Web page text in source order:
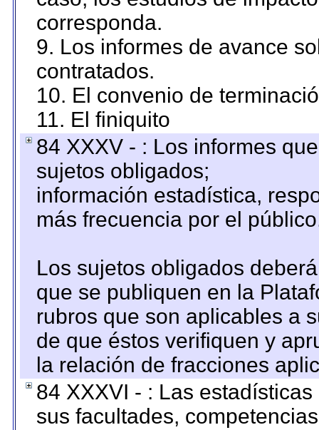
corresponda.
9. Los informes de avance
contratados.
10. El convenio de
11. El finiquito
84 XXXV - : Los informes
sujetos obligados;
información estadística,
más frecuencia por el
Los sujetos obligados
que se publiquen en la
rubros que son aplicables a
de que éstos verifiquen y
la relación de fracciones
84 XXXVI - : Las
sus facultades,